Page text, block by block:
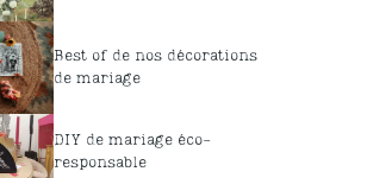
Best of de nos décorations
de mariage
DIY de mariage éco-
responsable